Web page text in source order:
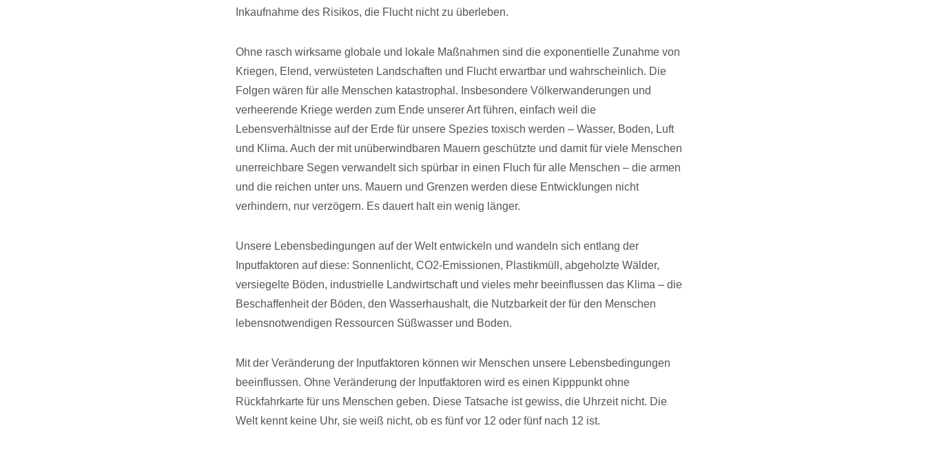
Inkaufnahme des Risikos, die Flucht nicht zu überleben.
Ohne rasch wirksame globale und lokale Maßnahmen sind die exponentielle Zunahme von
Kriegen, Elend, verwüsteten Landschaften und Flucht erwartbar und wahrscheinlich. Die
Folgen wären für alle Menschen katastrophal. Insbesondere Völkerwanderungen und
verheerende Kriege werden zum Ende unserer Art führen, einfach weil die
Lebensverhältnisse auf der Erde für unsere Spezies toxisch werden – Wasser, Boden, Luft
und Klima. Auch der mit unüberwindbaren Mauern geschützte und damit für viele Menschen
unerreichbare Segen verwandelt sich spürbar in einen Fluch für alle Menschen – die armen
und die reichen unter uns. Mauern und Grenzen werden diese Entwicklungen nicht
verhindern, nur verzögern. Es dauert halt ein wenig länger.
Unsere Lebensbedingungen auf der Welt entwickeln und wandeln sich entlang der
Inputfaktoren auf diese: Sonnenlicht, CO2-Emissionen, Plastikmüll, abgeholzte Wälder,
versiegelte Böden, industrielle Landwirtschaft und vieles mehr beeinflussen das Klima – die
Beschaffenheit der Böden, den Wasserhaushalt, die Nutzbarkeit der für den Menschen
lebensnotwendigen Ressourcen Süßwasser und Boden.
Mit der Veränderung der Inputfaktoren können wir Menschen unsere Lebensbedingungen
beeinflussen. Ohne Veränderung der Inputfaktoren wird es einen Kipppunkt ohne
Rückfahrkarte für uns Menschen geben. Diese Tatsache ist gewiss, die Uhrzeit nicht. Die
Welt kennt keine Uhr, sie weiß nicht, ob es fünf vor 12 oder fünf nach 12 ist.